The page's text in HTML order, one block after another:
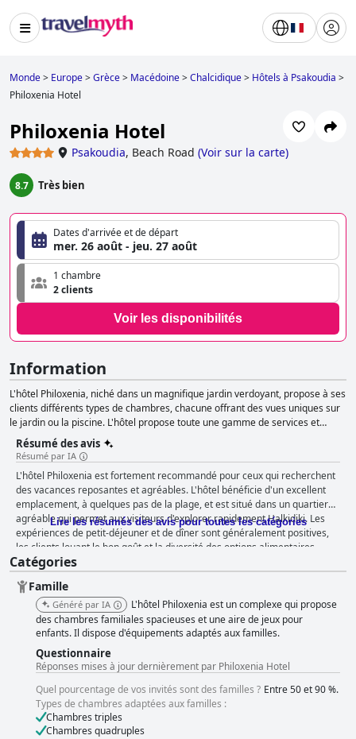
Monde> Europe>Grèce> Macédoine>Chalcidique> Hôtels à Psakoudia >
Philoxenia Hotel
Philoxenia Hotel
Psakoudia, Beach Road (Voir sur la carte)
8.7 Très bien
Dates d'arrivée et de départ
mer. 26 août - jeu. 27 août
1 chambre
2 clients
Voir les disponibilités
Information
L'hôtel Philoxenia, niché dans un magnifique jardin verdoyant, propose à ses
clients différents types de chambres, chacune offrant des vues uniques sur
le jardin ou la piscine. L'hôtel propose toute une gamme de services et
d'équipements, notamment une réception ouverte 24 heures sur 24, un
parking gratuit, un service en chambre et un espace bien-être avec un
sauna, un hammam et un centre de remise en forme moderne. Les clients
peuvent savourer de délicieux repas dans les deux restaurants de l'hôtel ou
déguster une boisson rafraîchissante au bar près de la piscine principale.
L'hôtel propose également un espace enfants et un accès à divers sports
nautiques, bains thermaux et pistes cyclables pour les personnes en quête
d'aventure et d'exploration pendant leur séjour.
Résumé des avis
Résumé par IA
L'hôtel Philoxenia est fortement recommandé pour ceux qui recherchent
des vacances reposantes et agréables. L'hôtel bénéficie d'un excellent
emplacement, à quelques pas de la plage, et est situé dans un quartier
agréable qui permet aux visiteurs d'explorer rapidement Halkidiki. Les
expériences de petit-déjeuner et de dîner sont généralement positives,
les clients louant le bon goût et la diversité des options alimentaires.
L'hôtel propose des chambres spacieuses, modernes et propres,
équipées de meubles neufs et de lits confortables, parfaites pour un
séjour confortable et relaxant. Le personnel est amical, poli et serviable,
créant une atmosphère familiale que les clients apprécient. L'hôtel offre
également une excellente piscine extérieure qui reçoit des critiques
positives de la part des clients. Les familles avec enfants trouveront
l'hôtel Philoxenia un endroit idéal pour séjourner avec une atmosphère
chaleureuse et une équipe d'animation pour enfants qui organise des
événements spéciaux pour les enfants. Dans l'ensemble, l'hôtel
Philoxenia est fortement recommandé pour ceux qui recherchent un lieu
de vacances pratique et agréable.
Lire les résumés des avis pour toutes les catégories
Catégories
Famille
Généré par IA
L'hôtel Philoxenia est un complexe qui propose
des chambres familiales spacieuses et une aire de jeux pour
enfants. Il dispose d'équipements adaptés aux familles.
Questionnaire
Réponses mises à jour dernièrement par Philoxenia Hotel
Quel pourcentage de vos invités sont des familles ? Entre 50 et 90 %.
Types de chambres adaptées aux familles :
Chambres triples
Chambres quadruples